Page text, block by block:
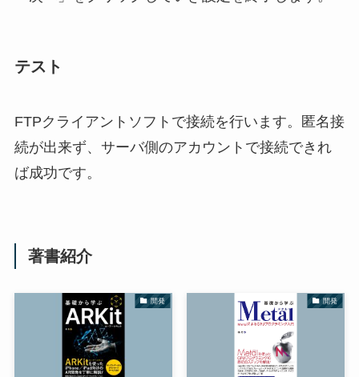
テスト
FTPクライアントソフトで接続を行います。匿名接
続が出来ず、サーバ側のアカウントで接続できれ
ば成功です。
著書紹介
開発 開発